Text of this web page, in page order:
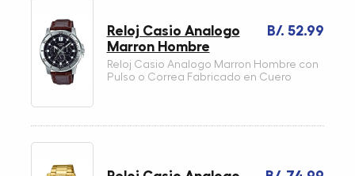
B/. 52.99
Reloj Casio Analogo
Marron Hombre
Reloj Casio Analogo Marron Hombre con
Pulso o Correa Fabricado en Cuero